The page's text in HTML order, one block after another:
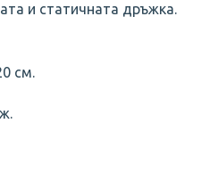
и статичната дръжка.
см.